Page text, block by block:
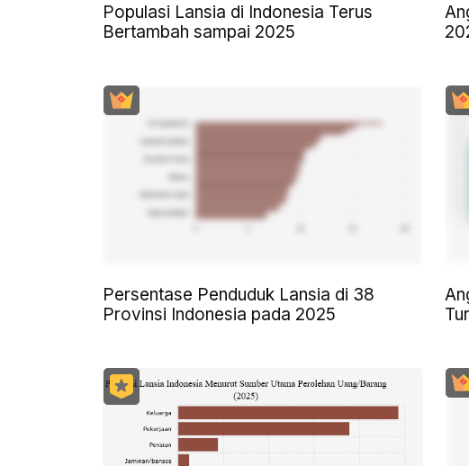
Populasi Lansia di Indonesia Terus
Bertambah sampai 2025
Persentase Penduduk Lansia di 38
Provinsi Indonesia pada 2025